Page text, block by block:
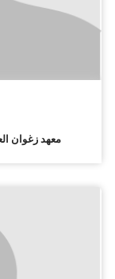
معهد زغوان